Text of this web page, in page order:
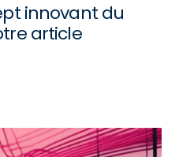
innovant du
article